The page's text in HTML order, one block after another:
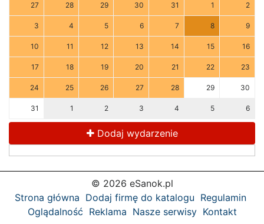
27 28 29 30 31 1 2
3 4 5 6 7 8 9
10 11 12 13 14 15 16
17 18 19 20 21 22 23
24 25 26 27 28 29 30
31 1 2 3 4 5 6
Dodaj wydarzenie
© 2026 eSanok.pl
Strona główna Dodaj firmę do katalogu Regulamin
Oglądalność Reklama Nasze serwisy Kontakt